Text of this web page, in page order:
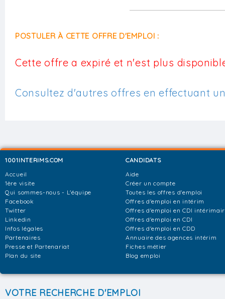
POSTULER À CETTE OFFRE D'EMPLOI :
Cette offre a expiré et n'est plus
Consultez d'autres offres en effectuant
1001INTERIMS.COM
Accueil
1ère visite
Qui sommes-nous - L'équipe
Facebook
Twitter
Linkedin
Infos légales
Partenaires
Presse et Partenariat
Plan du site
CANDIDATS
Aide
Créer un compte
Toutes les offres d'emploi
Offres d'emploi en intérim
Offres d'emploi en CDI
Offres d'emploi en CDI
Offres d'emploi en CDD
Annuaire des agences intérim
Fiches métier
Blog emploi
VOTRE RECHERCHE D'EMPLOI